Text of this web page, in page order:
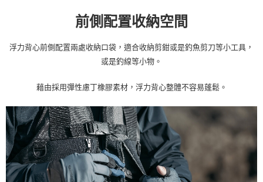
前側配置收納空間
浮力背心前側配置兩處收納口袋，適合收納剪鉗或是釣魚剪刀等小工具，
或是釣線等小物。
藉由採用彈性慮丁橡膠素材，浮力背心整體不容易蓬鬆。